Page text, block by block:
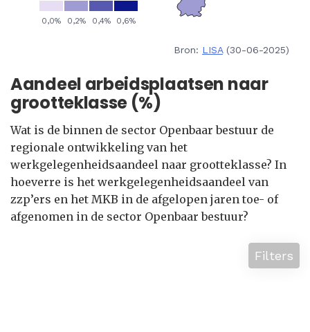
Bron: LISA(30-06-2025)
Aandeel arbeidsplaatsen naar
grootteklasse (%)
Wat is de binnen de sector Openbaar bestuur de
regionale ontwikkeling van het
werkgelegenheidsaandeel naar grootteklasse? In
hoeverre is het werkgelegenheidsaandeel van
zzp’ers en het MKB in de afgelopen jaren toe- of
afgenomen in de sector Openbaar bestuur?
Filters